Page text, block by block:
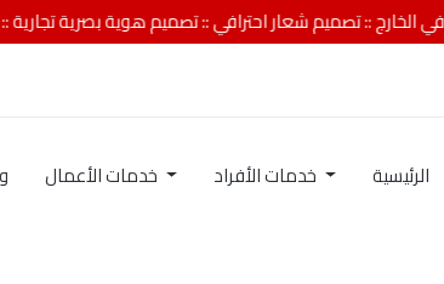
::تصميم شعار احترافي::تصميم هوية بصرية تجارية::إنشاء
الرئيسية